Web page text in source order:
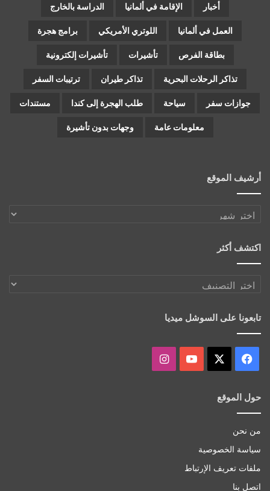
أخبار الإقامة في ألمانيا الدراسة بالخارج
العمل في ألمانيا اللوتري الأمريكي برامج هجرة
بطاقة الفرص تأشيرات تأشيرات إلكترونية
تذاكر الرحلات البحرية تذاكر طيران ترتيبات السفر
جوازات سفر سياحة طلب الهجرة إلى كندا مستندات
معلومات عامة وجهات بدون تأشيرة
أرشيف الموقع
أرشيف
اكتشف أكثر
اكتشف
تابعونا على السوشل ميديا
فيسبوك ‫YouTubeانستقرام
حول الموقع
من نحن
سياسة الخصوصية
ملفات تعريف الإرتباط
اتصل بنا